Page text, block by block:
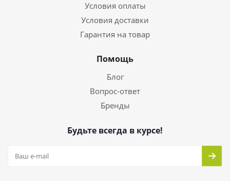
Условия оплаты
Условия доставки
Гарантия на товар
Помощь
Блог
Вопрос-ответ
Бренды
Будьте всегда в курсе!